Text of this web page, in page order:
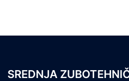
SREDNJA